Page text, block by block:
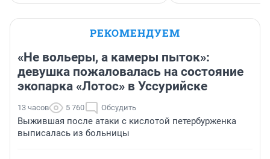
РЕКОМЕНДУЕМ
«Не вольеры, а камеры пыток»:
девушка пожаловалась на состояние
экопарка «Лотос» в Уссурийске
13 часов 5 760 Обсудить
Выжившая после атаки с кислотой петербурженка
выписалась из больницы